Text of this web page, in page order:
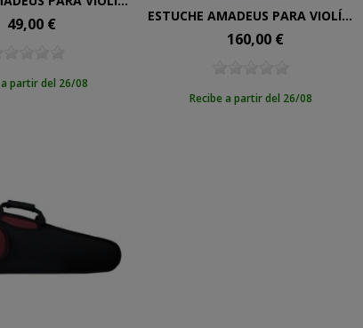
Precio
49,00 €
a partir del 26/08
ESTUCHE AMADEUS PARA VIOLÍN DE 4/4 MADERA
Precio
160,00 €
Recibe a partir del 26/08